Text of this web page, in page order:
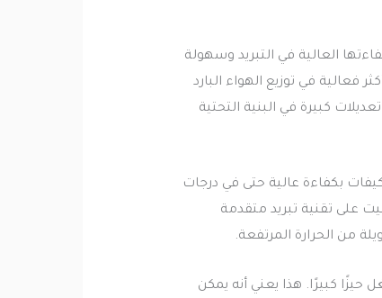
العالية في التبريد وسهولة
فعالية في توزيع الهواء البارد
كبيرة في البنية التحتية
بكفاءة عالية حتى في درجات
على تقنية تبريد متقدمة
من الحرارة المرتفعة.
كبيرًا. هذا يعني أنه يمكن